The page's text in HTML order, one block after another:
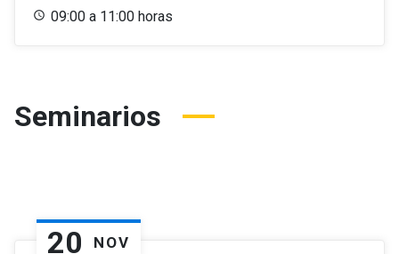
09:00 a 11:00 horas
Seminarios
20 NOV